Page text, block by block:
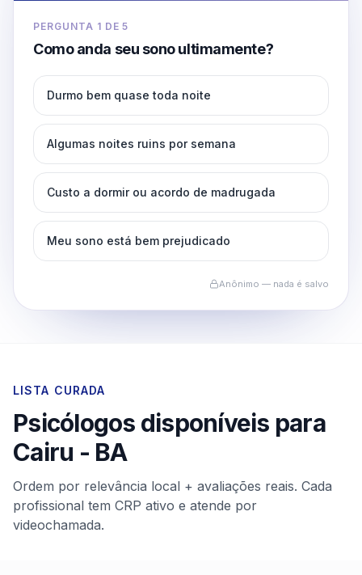
PERGUNTA 1 DE5
Como anda seu sono ultimamente?
Durmo bem quase toda noite
Algumas noites ruins por semana
Custo a dormir ou acordo de madrugada
Meu sono está bem prejudicado
Anônimo — nada é salvo
LISTA CURADA
Psicólogos disponíveis para
Cairu - BA
Ordem por relevância local + avaliações reais. Cada
profissional tem CRP ativo e atende por
videochamada.